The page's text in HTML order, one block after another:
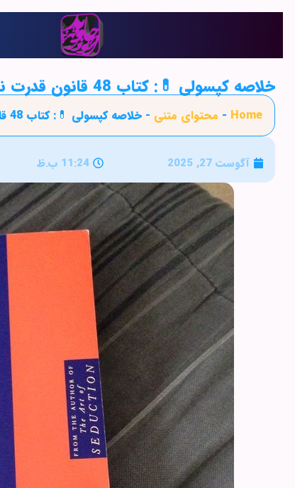
خلاصه کپسولی 💊: کتاب 48 قانون قدرت نوشته رابرت گرین(The 48 Laws of Power)
Home
- محتوای متنی - خلاصه کپسولی 💊: کتاب 48 قانون قدرت نوشته رابرت گرین(The 48 Laws of Power)
آگوست 27, 2025 11:24 ب.ظ